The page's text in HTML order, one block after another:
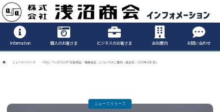
Information
Information 個人のお客さま ビジネスのお客さま 会社案内 お問い合わせ
ニュースリリース King / FUJICOLOR 写真用品「価格改定」についてのご案内（改定日：2023年2月1日）
ニュースリリース